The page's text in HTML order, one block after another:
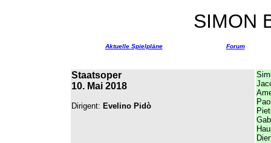
SIMON
Aktuelle Spielpläne Forum
Staatsoper
10. Mai 2018
Dirigent: Evelino Pidò